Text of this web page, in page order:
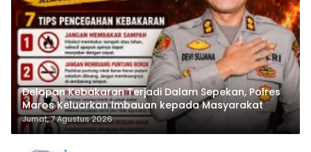
Delapan Kebakaran Terjadi Dalam Sepekan, Polres
Maros Keluarkan Imbauan kepada Masyarakat
Jumat, 7 Agustus 2026